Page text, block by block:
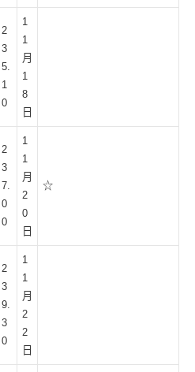
2
3
5.
1
0
1
1
月
1
8
日
2
3
7.
0
0
1
1
月
2
0
日
☆
2
3
9.
3
0
1
1
月
2
2
日